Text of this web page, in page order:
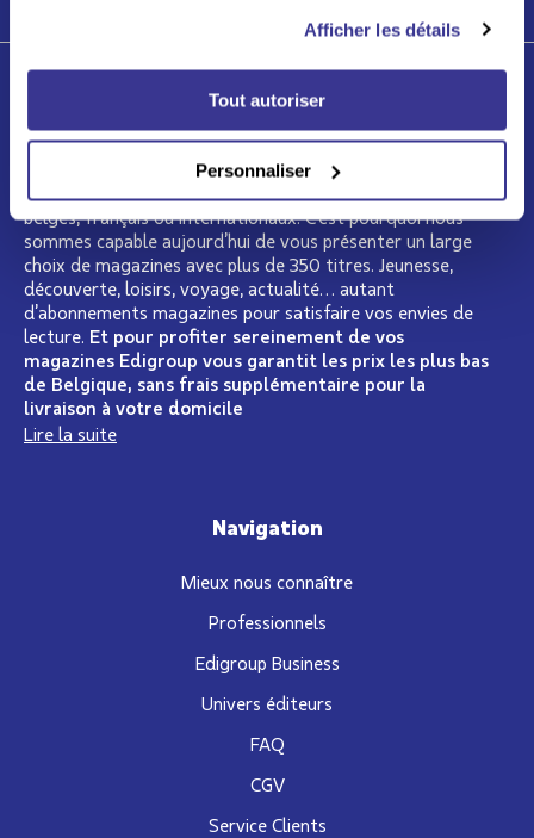
Afficher les détails
Tout autoriser
Personnaliser
Qui sommes-nous ?
Depuis plus de 15 ans, Edigroup se présente comme le
spécialiste de la presse en Belgique. Nous regroupons
dans notre catalogue les plus grands éditeurs de presse
belges, français ou internationaux. C’est pourquoi nous
sommes capable aujourd’hui de vous présenter un large
choix de magazines avec plus de 350 titres. Jeunesse,
découverte, loisirs, voyage, actualité… autant
d’abonnements magazines pour satisfaire vos envies de
lecture. Et pour profiter sereinement de vos
magazines Edigroup vous garantit les prix les plus bas
de Belgique, sans frais supplémentaire pour la
livraison à votre domicile
Lire la suite
Navigation
Mieux nous connaître
Professionnels
Edigroup Business
Univers éditeurs
FAQ
CGV
Service Clients